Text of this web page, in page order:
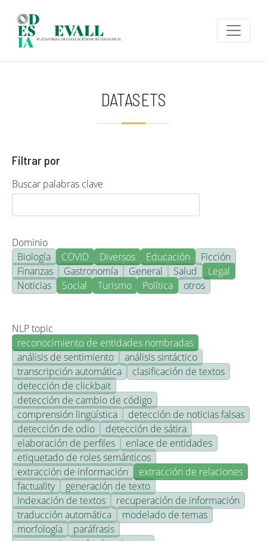
DATASETS
Filtrar por
Buscar palabras clave
Dominio
Biología
COVID Diversos Educación
Ficción
Finanzas
Gastronomía General Salud
Legal
Noticias
Social Turismo Política otros
NLP topic
reconocimiento de entidades nombradas
análisis de sentimiento
análisis sintáctico
transcripción automática
clasificación de textos
detección de clickbait
detección de cambio de código
comprensión lingüística
detección de noticias falsas
detección de odio
detección de sátira
elaboración de perfiles
enlace de entidades
etiquetado de roles semánticos
extracción de información
extracción de relaciones
factuality
generación de texto
indexación de textos
recuperación de información
traducción automática
modelado de temas
morfología
paráfrasis